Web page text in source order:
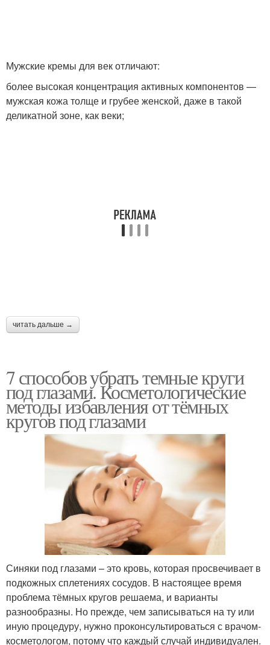
Мужские кремы для век отличают:
более высокая концентрация активных компонентов —
мужская кожа толще и грубее женской, даже в такой
деликатной зоне, как веки;
читать дальше →
7 способов убрать темные круги
под глазами. Косметологические
методы избавления от тёмных
кругов под глазами
Синяки под глазами – это кровь, которая просвечивает в
подкожных сплетениях сосудов. В настоящее время
проблема тёмных кругов решаема, и варианты
разнообразны. Но прежде, чем записываться на ту или
иную процедуру, нужно проконсультироваться с врачом-
косметологом, потому что каждый случай индивидуален.